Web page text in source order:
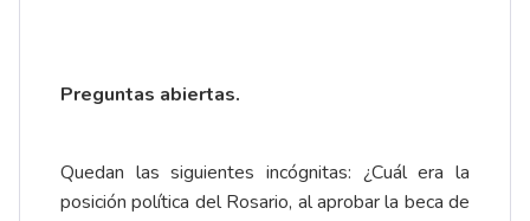
Preguntas abiertas.
Quedan las siguientes incógnitas: ¿Cuál era la
posición política del Rosario, al aprobar la beca de